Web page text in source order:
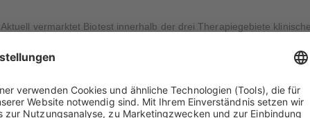
Aktuell vermarktet Biotest innerhalb der drei Therapiegebiete
und Intensivmedizin verschiedene Produkte, weitere befinden sich in